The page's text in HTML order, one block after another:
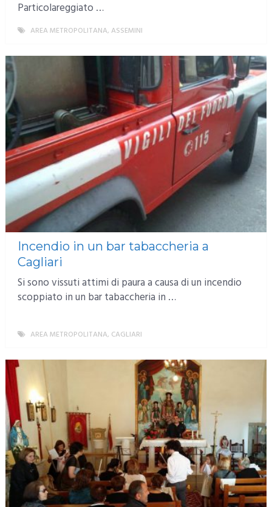
Particolareggiato …
AREA METROPOLITANA, ASSEMINI
Incendio in un bar tabaccheria a
Cagliari
Si sono vissuti attimi di paura a causa di un incendio
scoppiato in un bar tabaccheria in …
AREA METROPOLITANA, CAGLIARI